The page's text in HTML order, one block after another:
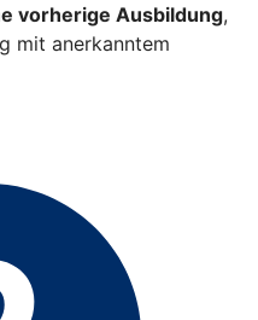
vorherige Ausbildung,
mit anerkanntem